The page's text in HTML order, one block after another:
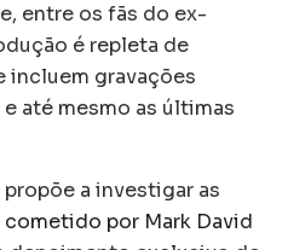
entre os fãs do ex-
é repleta de
gravações
até mesmo as últimas
a investigar as
cometido por Mark David